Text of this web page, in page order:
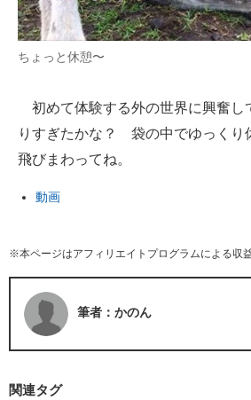
ちょっと休憩〜
初めて体験する外の世界に興奮し
りすぎたかな？ 袋の中でゆっくり
飛びまわってね。
動画
※本ページはアフィリエイトプログラムによる収
筆者：かのん
関連タグ